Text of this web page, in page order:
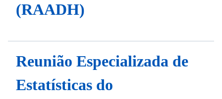
(RAADH)
Reunião Especializada de
Estatísticas do